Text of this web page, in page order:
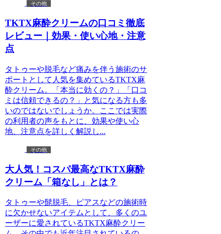
その他
TKTX麻酔クリームの口コミ徹底
レビュー｜効果・使い心地・注意
点
タトゥーや脱毛など痛みを伴う施術のサ
ポートとして人気を集めているTKTX麻
酔クリーム。「本当に効くの？」「口コ
ミは信頼できるの？」と気になる方も多
いのではないでしょうか。ここでは実際
の利用者の声をもとに、効果や使い心
地、注意点を詳しく解説し...
その他
大人気！コスパ最高なTKTX麻酔
クリーム「箱なし」とは？
タトゥーや髭脱毛、ピアスなどの施術時
に欠かせないアイテムとして、多くのユ
ーザーに愛されているTKTX麻酔クリー